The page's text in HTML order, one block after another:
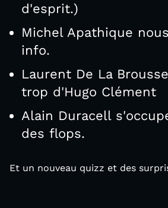
d'esprit.)
Michel Apathique
info.
Laurent De La
trop d'Hugo Clément
Alain Duracell
des flops.
Et un nouveau quizz et des